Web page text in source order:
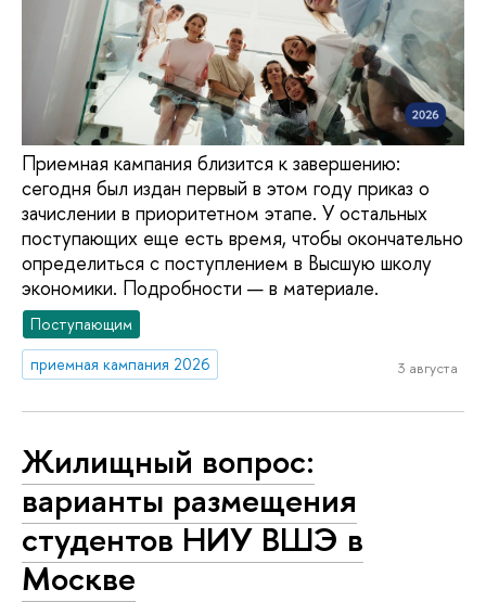
Приемная кампания близится к завершению:
сегодня был издан первый в этом году приказ о
зачислении в приоритетном этапе. У остальных
поступающих еще есть время, чтобы окончательно
определиться с поступлением в Высшую школу
экономики. Подробности — в материале.
Поступающим
приемная кампания 2026
3 августа
Жилищный вопрос:
варианты размещения
студентов НИУ ВШЭ в
Москве